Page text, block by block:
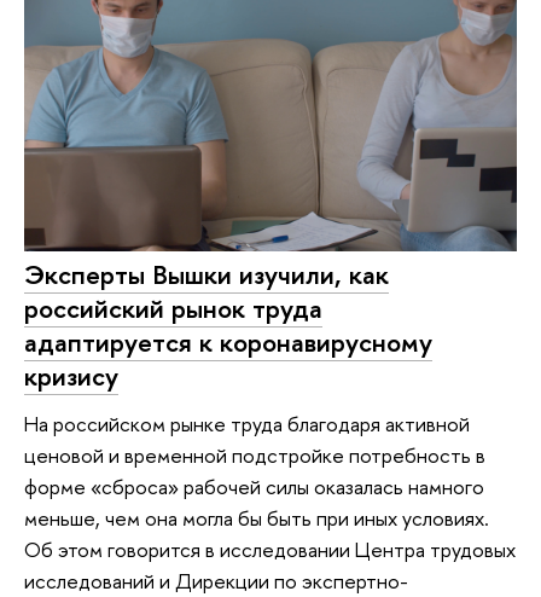
Эксперты Вышки изучили, как
российский рынок труда
адаптируется к коронавирусному
кризису
На российском рынке труда благодаря активной
ценовой и временной подстройке потребность в
форме «сброса» рабочей силы оказалась намного
меньше, чем она могла бы быть при иных условиях.
Об этом говорится в исследовании Центра трудовых
исследований и Дирекции по экспертно-